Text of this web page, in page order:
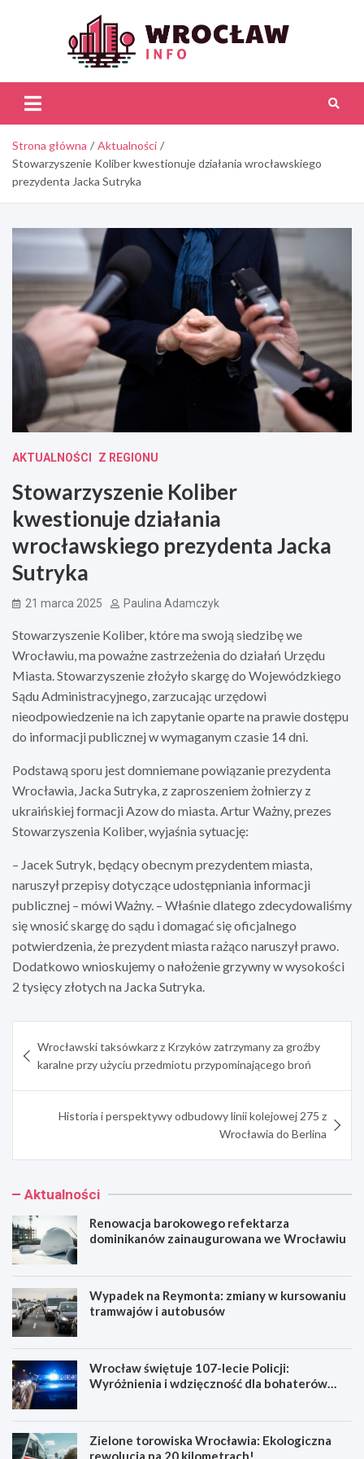
Strona główna
Aktualności
Stowarzyszenie Koliber kwestionuje działania wrocławskiego
prezydenta Jacka Sutryka
AKTUALNOŚCI Z REGIONU
Stowarzyszenie Koliber
kwestionuje działania
wrocławskiego prezydenta Jacka
Sutryka
21 marca 2025 Paulina Adamczyk
Stowarzyszenie Koliber, które ma swoją siedzibę we
Wrocławiu, ma poważne zastrzeżenia do działań Urzędu
Miasta. Stowarzyszenie złożyło skargę do Wojewódzkiego
Sądu Administracyjnego, zarzucając urzędowi
nieodpowiedzenie na ich zapytanie oparte na prawie dostępu
do informacji publicznej w wymaganym czasie 14 dni.
Podstawą sporu jest domniemane powiązanie prezydenta
Wrocławia, Jacka Sutryka, z zaproszeniem żołnierzy z
ukraińskiej formacji Azow do miasta. Artur Ważny, prezes
Stowarzyszenia Koliber, wyjaśnia sytuację:
– Jacek Sutryk, będący obecnym prezydentem miasta,
naruszył przepisy dotyczące udostępniania informacji
publicznej – mówi Ważny. – Właśnie dlatego zdecydowaliśmy
się wnosić skargę do sądu i domagać się oficjalnego
potwierdzenia, że prezydent miasta rażąco naruszył prawo.
Dodatkowo wnioskujemy o nałożenie grzywny w wysokości
2 tysięcy złotych na Jacka Sutryka.
wpisu
Wrocławski taksówkarz z Krzyków zatrzymany za groźby
karalne przy użyciu przedmiotu przypominającego broń
Historia i perspektywy odbudowy linii kolejowej 275 z
Wrocławia do Berlina
Aktualności
Renowacja barokowego refektarza
dominikanów zainaugurowana we Wrocławiu
Wypadek na Reymonta: zmiany w kursowaniu
tramwajów i autobusów
Wrocław świętuje 107-lecie Policji:
Wyróżnienia i wdzięczność dla bohaterów
Zielone torowiska Wrocławia: Ekologiczna
rewolucja na 20 kilometrach!